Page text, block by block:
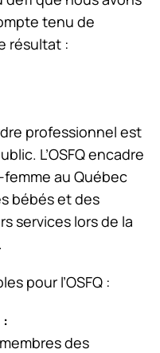
tenu de
résultat :
professionnel est
L’OSFQ encadre
au Québec
bébés et des
services lors de la
pour l’OSFQ :
des